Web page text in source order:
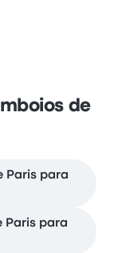
de
Paris para
Paris para